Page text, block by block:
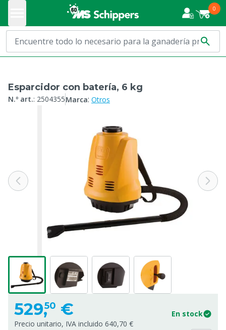
0
Esparcidor con batería, 6 kg
N.º art.: 2504355Marca: Otros
529,50 €
En stock
Precio unitario, IVA incluido 640,70 €